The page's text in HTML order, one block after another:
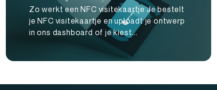
Zo werkt een NFC visitekaartje Je bestelt
je NFC visitekaartje en uploadt je ontwerp
in ons dashboard of je kiest...